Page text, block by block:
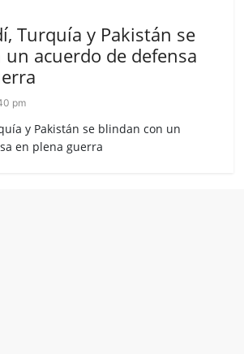
Turquía y Pakistán se
acuerdo de defensa
pm
y Pakistán se blindan con un
en plena guerra